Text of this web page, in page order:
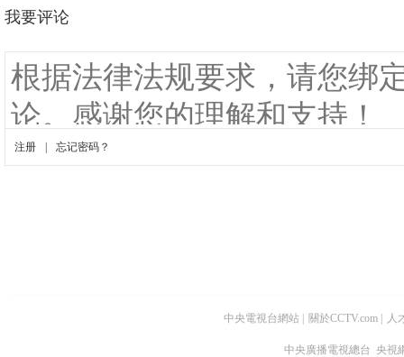
中央電視台網站 關於CCTV.com 人
中央廣播電視總台 央視